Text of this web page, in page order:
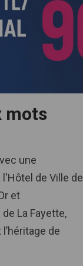
mots
une
de Ville de
et
La Fayette,
de